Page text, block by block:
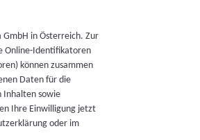
GmbH in Österreich. Zur
Online-Identifikatoren
können zusammen
Daten für die
Inhalten sowie
Ihre Einwilligung jetzt
oder im